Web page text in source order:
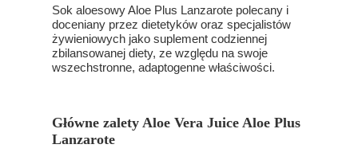
Sok aloesowy Aloe Plus Lanzarote polecany i
doceniany przez dietetyków oraz specjalistów
żywieniowych jako suplement codziennej
zbilansowanej diety, ze względu na swoje
wszechstronne, adaptogenne właściwości.
Główne zalety Aloe Vera Juice Aloe Plus
Lanzarote